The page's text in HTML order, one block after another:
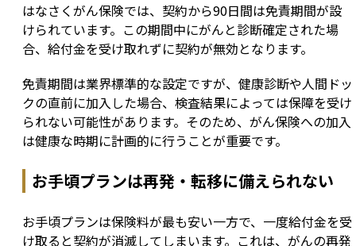
はなさくがん保険では、契約から90日間は免責期間が設
けられています。この期間中にがんと診断確定された場
合、給付金を受け取れずに契約が無効となります。
免責期間は業界標準的な設定ですが、健康診断や人間ドッ
クの直前に加入した場合、検査結果によっては保障を受け
られない可能性があります。そのため、がん保険への加入
は健康な時期に計画的に行うことが重要です。
お手頃プランは再発・転移に備えられない
お手頃プランは保険料が最も安い一方で、一度給付金を受
け取ると契約が消滅してしまいます。これは、がんの再発